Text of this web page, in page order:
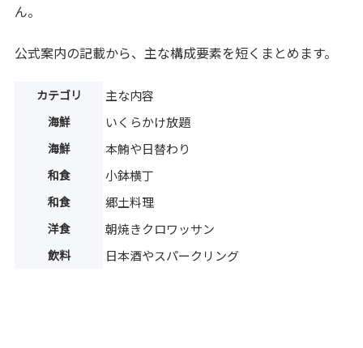
ん。
公式案内の記載から、主な構成要素を短くまとめます。
カテゴリ 主な内容
海鮮 いくらかけ放題
海鮮 本鮪や日替わり
和食 小鉢横丁
和食 郷土料理
洋食 朝焼きクロワッサン
飲料 日本酒やスパークリング